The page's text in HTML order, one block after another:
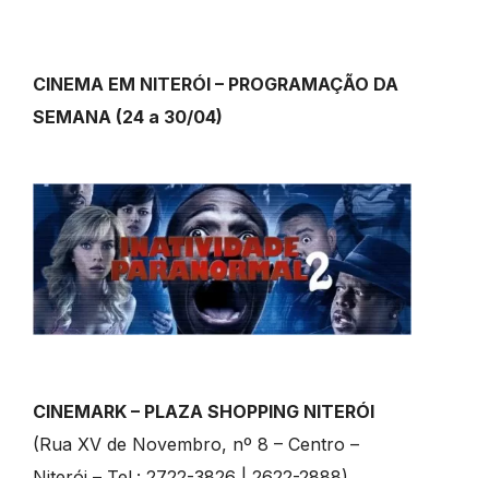
CINEMA EM NITERÓI – PROGRAMAÇÃO DA
SEMANA (24 a 30/04)
CINEMARK – PLAZA SHOPPING NITERÓI
(Rua XV de Novembro, nº 8 – Centro –